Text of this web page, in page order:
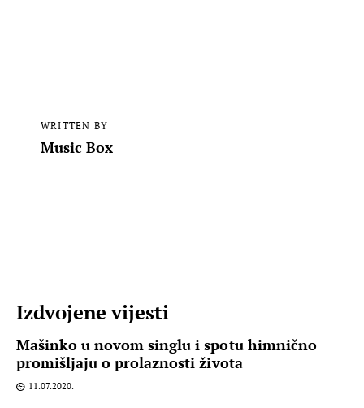
WRITTEN BY
Music Box
Izdvojene vijesti
Mašinko u novom singlu i spotu himnično
promišljaju o prolaznosti života
11.07.2020.